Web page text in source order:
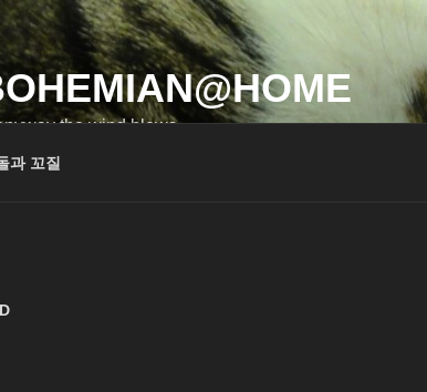
the wind blows…
과 꼬질